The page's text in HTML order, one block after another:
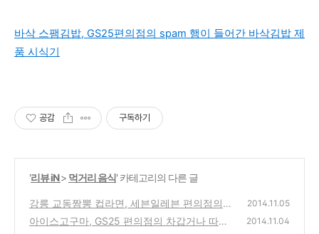
바삭 스팸김밥, GS25편의점의 spam 햄이 들어간 바삭김밥 제
품 시식기
공감 구독하기
'리뷰 iN> 먹거리 음식' 카테고리의 다른 글
강릉 교동짬뽕 컵라면, 세븐일레븐 편의점의
전국 3대짬뽕집 매운맛 라면 제품 시식기
(2)
2014.11.05
아이스고구마, GS25 편의점의 차갑거나 따뜻
2014.11.04